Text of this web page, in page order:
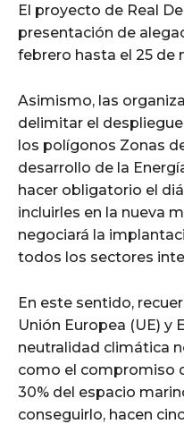
El proyecto de Real
presentación de
febrero hasta el 25 de
Asimismo, las
delimitar el
los polígonos Zonas
desarrollo de la
hacer obligatorio el
incluirles en la nueva
negociará la
todos los sectores
En este sentido,
Unión Europea (UE) y
neutralidad climática
como el compromiso
30% del espacio
conseguirlo, hacen